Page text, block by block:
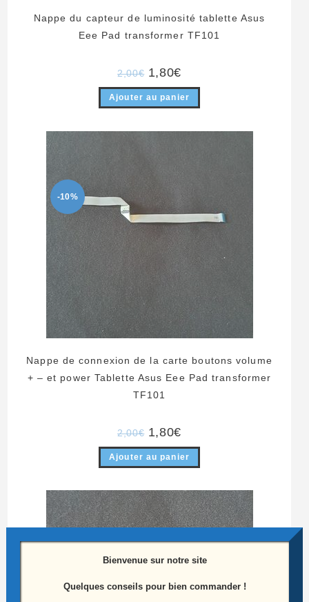
Nappe du capteur de luminosité tablette Asus
Eee Pad transformer TF101
2,00€ Le
prix
initial
était :
2,00€.
1,80€Le
actuel
est :
1,80€.
Ajouter au panier
-10%
Nappe de connexion de la carte boutons volume
+ – et power Tablette Asus Eee Pad transformer
TF101
2,00€ Le
prix
initial
était :
2,00€.
1,80€Le
prix
actuel
est :
1,80€.
Ajouter au panier
Bienvenue sur notre site
Quelques conseils pour bien commander !